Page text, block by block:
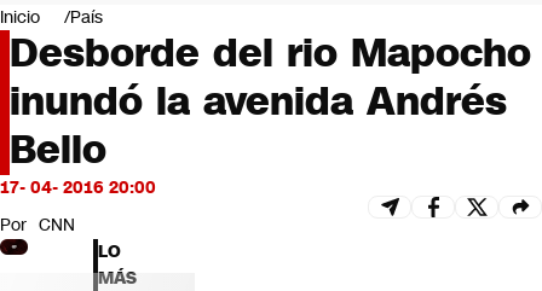
Negocios
Deportes
Programas completos
Cultura
Servicios
Bits
CNN tiempo
Futuro 360
Opinión
Inicio País
Desborde del rio Mapocho
inundó la avenida Andrés
Bello
17- 04- 2016 20:00
Por CNN
LO
MÁS